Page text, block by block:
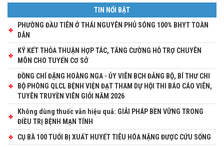
TIN NỔI BẬT
PHƯỜNG ĐẦU TIÊN Ở THÁI NGUYÊN PHỦ SÓNG 100% BHYT TOÀN
DÂN
KÝ KẾT THỎA THUẬN HỢP TÁC, TĂNG CƯỜNG HỖ TRỢ CHUYÊN
MÔN CHO TUYẾN CƠ SỞ
ĐỒNG CHÍ ĐẶNG HOÀNG NGA - ỦY VIÊN BCH ĐẢNG BỘ, BÍ THƯ CHI
BỘ PHÒNG QLCL BỆNH VIỆN ĐẠT THAM DỰ HỘI THI BÁO CÁO VIÊN,
TUYÊN TRUYỀN VIÊN GIỎI NĂM 2026
Không dùng thuốc vẫn hiệu quả: GIẢI PHÁP BỀN VỮNG TRONG
ĐIỀU TRỊ BỆNH MẠN TÍNH
CỤ BÀ 100 TUỔI BỊ XUẤT HUYẾT TIÊU HÓA NẶNG ĐƯỢC CỨU SỐNG